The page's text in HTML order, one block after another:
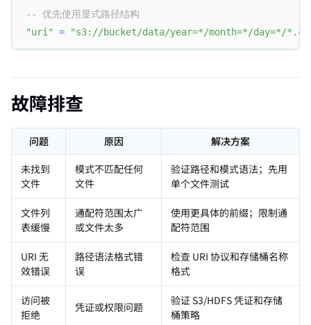
-- 优先使用显式路径结构
"uri"
= "s3://bucket/data/year=*/month=*/day=*/
故障排查
问题 原因
解决方案
未找到
文件
模式不匹配任何
文件
验证路径和模式语法；先用
单个文件测试
文件列
表缓慢
通配符范围太广
或文件太多
使用更具体的前缀；限制通
配符范围
URI 无
效错误
路径语法格式错
误
检查 URI 协议和存储桶名称
格式
访问被
拒绝
凭证或权限问题
验证 S3/HDFS 凭证和存储
桶策略